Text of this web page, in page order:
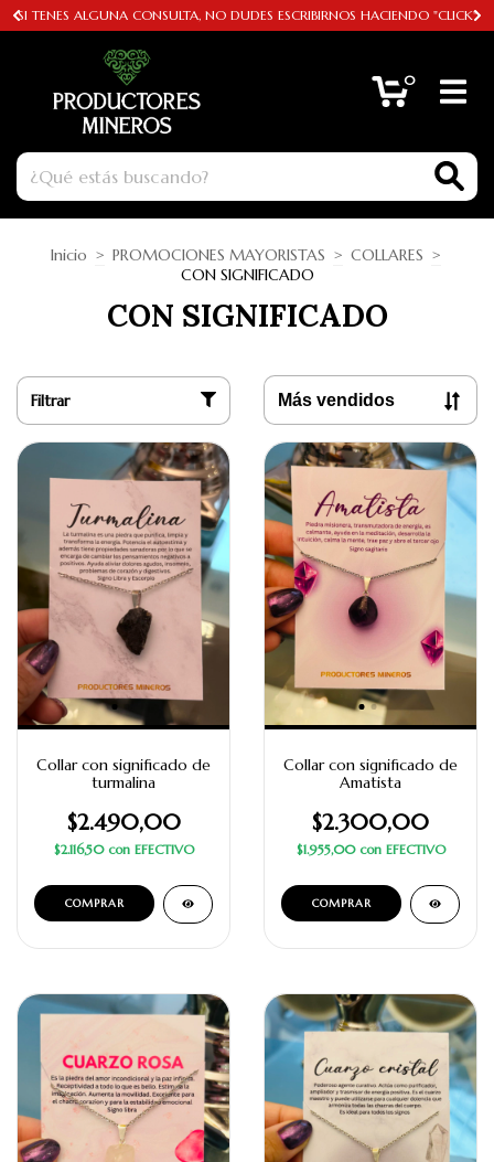
SI TENES ALGUNA CONSULTA, NO DUDES ESCRIBIRNOS HACIENDO "CLICK"
0
Inicio > PROMOCIONES MAYORISTAS > COLLARES >
CON SIGNIFICADO
CON SIGNIFICADO
Filtrar
Collar con significado de
turmalina
$2.490,00
$2.116,50 con EFECTIVO
Collar con significado de
Amatista
$2.300,00
$1.955,00 con EFECTIVO